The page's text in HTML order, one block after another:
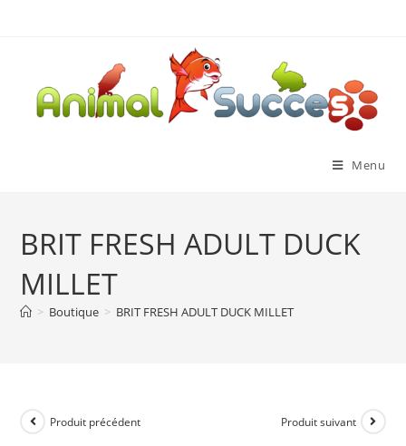
Menu
BRIT FRESH ADULT DUCK
MILLET
> Boutique > BRIT FRESH ADULT DUCK MILLET
Produit précédent Produit suivant